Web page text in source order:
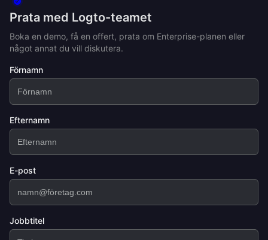
Prata med Logto-teamet
Boka en demo, få en offert, prata om Enterprise-planen eller
något annat du vill diskutera.
Förnamn
Efternamn
E-post
Jobbtitel